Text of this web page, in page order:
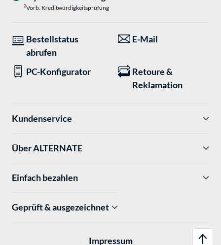
2Vorb. Kreditwürdigkeitsprüfung
Bestellstatus
abrufen
E-Mail
PC-Konfigurator
Retoure &
Reklamation
Kundenservice
Über ALTERNATE
Einfach bezahlen
Geprüft & ausgezeichnet
Impressum